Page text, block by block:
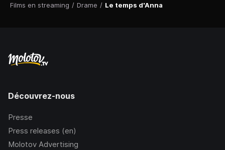
Films en streaming / Drame / Le temps d'Anna
Découvrez-nous
Presse
Press releases (en)
Molotov Advertising